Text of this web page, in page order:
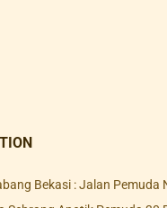
Bekasi : Jalan Pemuda